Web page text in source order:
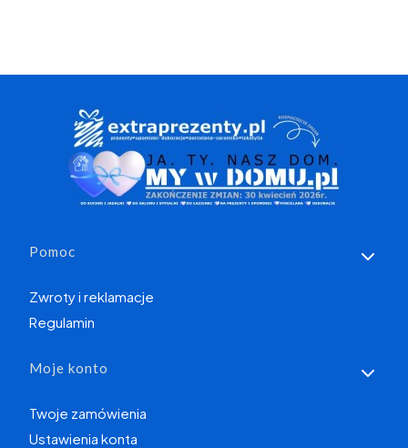
Linki w stopce
Pomoc
Zwroty i reklamacje
Regulamin
Moje konto
Twoje zamówienia
Ustawienia konta